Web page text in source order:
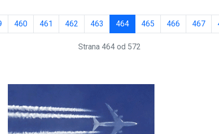
460 461 462 463 464 465 466 467
Strana 464 od 572